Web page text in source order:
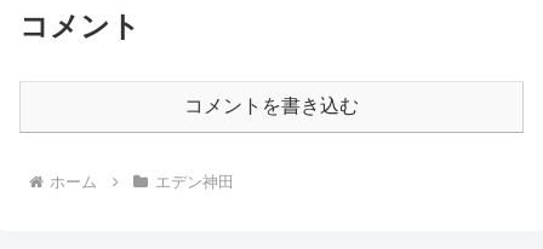
コメント
コメントを書き込む
ホーム エデン神田